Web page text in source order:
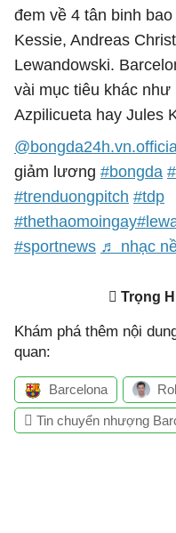
đem về 4 tân binh
Kessie, Andreas
Lewandowski.
vài mục tiêu khác như
Azpilicueta hay Jules
giảm lương #bongda
#trenduongpitch #tdp
#thethaomoingay
#sportnews ♬ nhạc
Trọng
Khám phá thêm nội
quan:
Barcelona
Tin chuyển nhượng